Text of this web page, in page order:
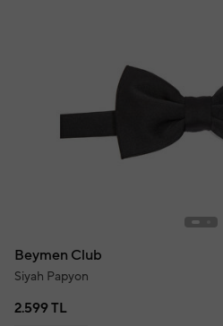
Beymen Club
Siyah Papyon
2.599 TL